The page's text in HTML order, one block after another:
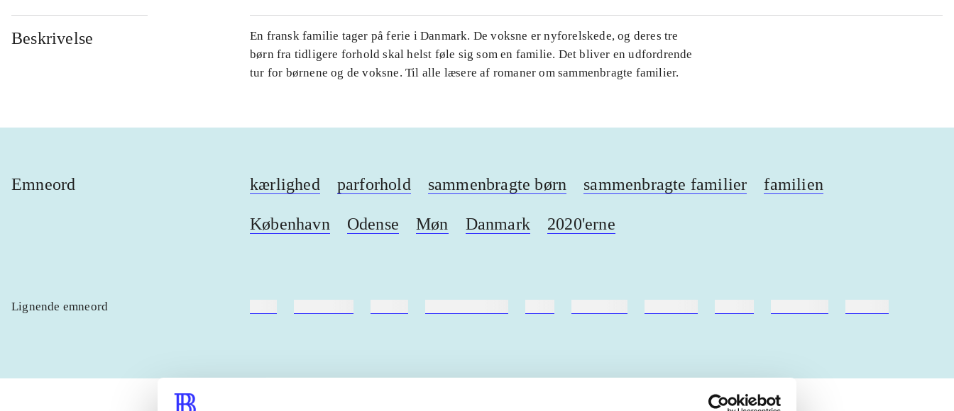
Beskrivelse
En fransk familie tager på ferie i Danmark. De voksne er nyforelskede, og deres tre
børn fra tidligere forhold skal helst føle sig som en familie. Det bliver en udfordrende
tur for børnene og de voksne. Til alle læsere af romaner om sammenbragte familier.
Emneord kærlighed parforhold sammenbragte børn sammenbragte familier familien
København Odense Møn Danmark 2020'erne
Lignende emneord